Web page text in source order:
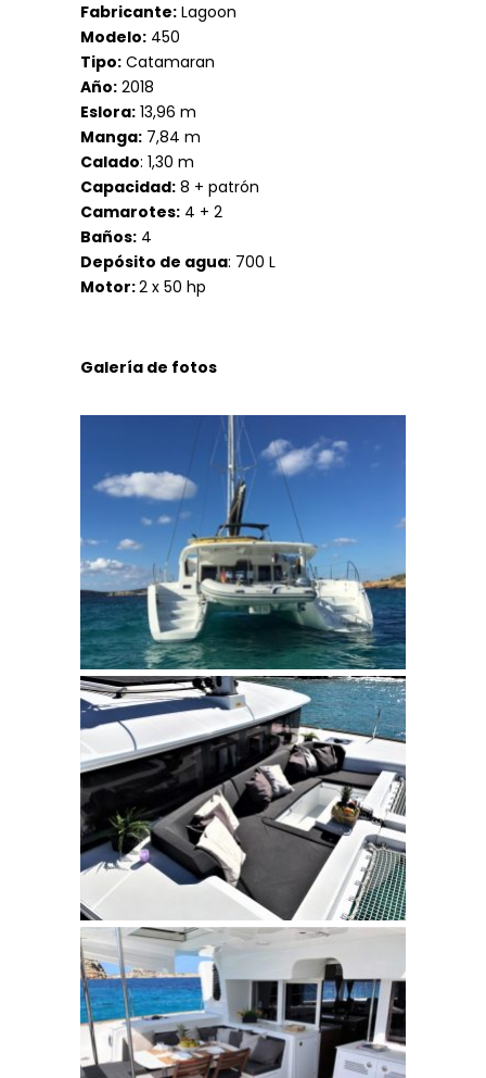
Fabricante: Lagoon
Modelo: 450
Tipo: Catamaran
Año: 2018
Eslora: 13,96 m
Manga: 7,84 m
Calado: 1,30 m
Capacidad: 8 + patrón
Camarotes: 4 + 2
Baños: 4
Depósito de agua: 700 L
Motor:2 x 50 hp
Galería de fotos